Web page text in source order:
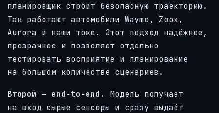
планировщик строит безопасную траекторию.
Так работают автомобили Waymo, Zoox,
Aurora и наши тоже. Этот подход надёжнее,
прозрачнее и позволяет отдельно
тестировать восприятие и планирование
на большом количестве сценариев.
Второй — end‑to‑end . Модель получает
на вход сырые сенсоры и сразу выдаёт